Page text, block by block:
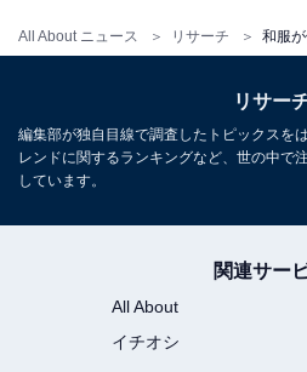
All About ニュース リサーチ
リサー
編集部が独自目線で調査したトピックスを
レンドに関するランキングなど、世の中で
しています。
関連サー
All About
イチオシ